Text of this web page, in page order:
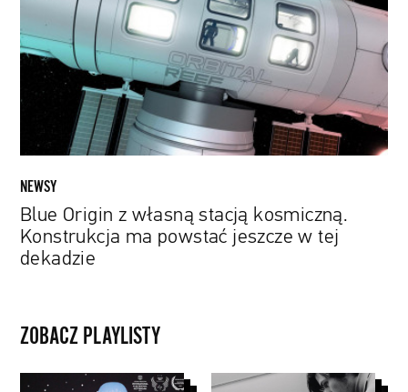
kosmiczną.
Konstrukcja
w
tej
NEWSY
Blue Origin z własną stacją kosmiczną.
Konstrukcja ma powstać jeszcze w tej
dekadzie
ZOBACZ PLAYLISTY
Animacje
filmy